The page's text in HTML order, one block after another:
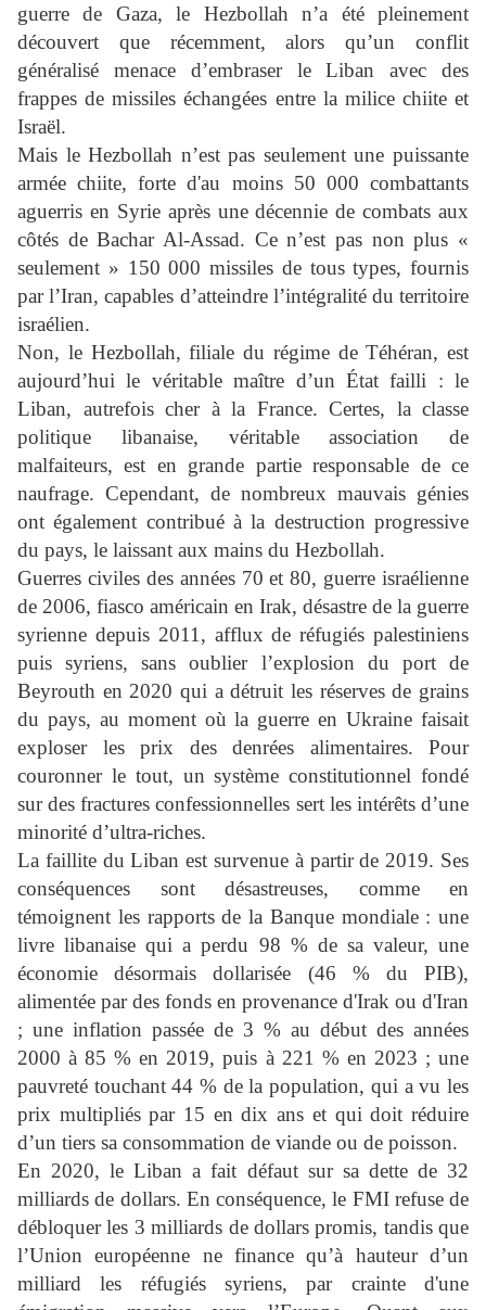
guerre de Gaza, le Hezbollah n’a été pleinement
découvert que récemment, alors qu’un conflit
généralisé menace d’embraser le Liban avec des
frappes de missiles échangées entre la milice chiite et
Israël.
Mais le Hezbollah n’est pas seulement une puissante
armée chiite, forte d'au moins 50 000 combattants
aguerris en Syrie après une décennie de combats aux
côtés de Bachar Al-Assad. Ce n’est pas non plus «
seulement » 150 000 missiles de tous types, fournis
par l’Iran, capables d’atteindre l’intégralité du territoire
israélien.
Non, le Hezbollah, filiale du régime de Téhéran, est
aujourd’hui le véritable maître d’un État failli : le
Liban, autrefois cher à la France. Certes, la classe
politique libanaise, véritable association de
malfaiteurs, est en grande partie responsable de ce
naufrage. Cependant, de nombreux mauvais génies
ont également contribué à la destruction progressive
du pays, le laissant aux mains du Hezbollah.
Guerres civiles des années 70 et 80, guerre israélienne
de 2006, fiasco américain en Irak, désastre de la guerre
syrienne depuis 2011, afflux de réfugiés palestiniens
puis syriens, sans oublier l’explosion du port de
Beyrouth en 2020 qui a détruit les réserves de grains
du pays, au moment où la guerre en Ukraine faisait
exploser les prix des denrées alimentaires. Pour
couronner le tout, un système constitutionnel fondé
sur des fractures confessionnelles sert les intérêts d’une
minorité d’ultra-riches.
La faillite du Liban est survenue à partir de 2019. Ses
conséquences sont désastreuses, comme en
témoignent les rapports de la Banque mondiale : une
livre libanaise qui a perdu 98 % de sa valeur, une
économie désormais dollarisée (46 % du PIB),
alimentée par des fonds en provenance d'Irak ou d'Iran
; une inflation passée de 3 % au début des années
2000 à 85 % en 2019, puis à 221 % en 2023 ; une
pauvreté touchant 44 % de la population, qui a vu les
prix multipliés par 15 en dix ans et qui doit réduire
d’un tiers sa consommation de viande ou de poisson.
En 2020, le Liban a fait défaut sur sa dette de 32
milliards de dollars. En conséquence, le FMI refuse de
débloquer les 3 milliards de dollars promis, tandis que
l’Union européenne ne finance qu’à hauteur d’un
milliard les réfugiés syriens, par crainte d'une